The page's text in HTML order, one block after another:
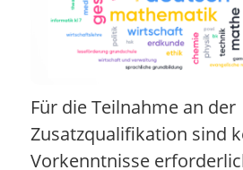
Für die Teilnahme an der
Zusatzqualifikation sind
Vorkenntnisse